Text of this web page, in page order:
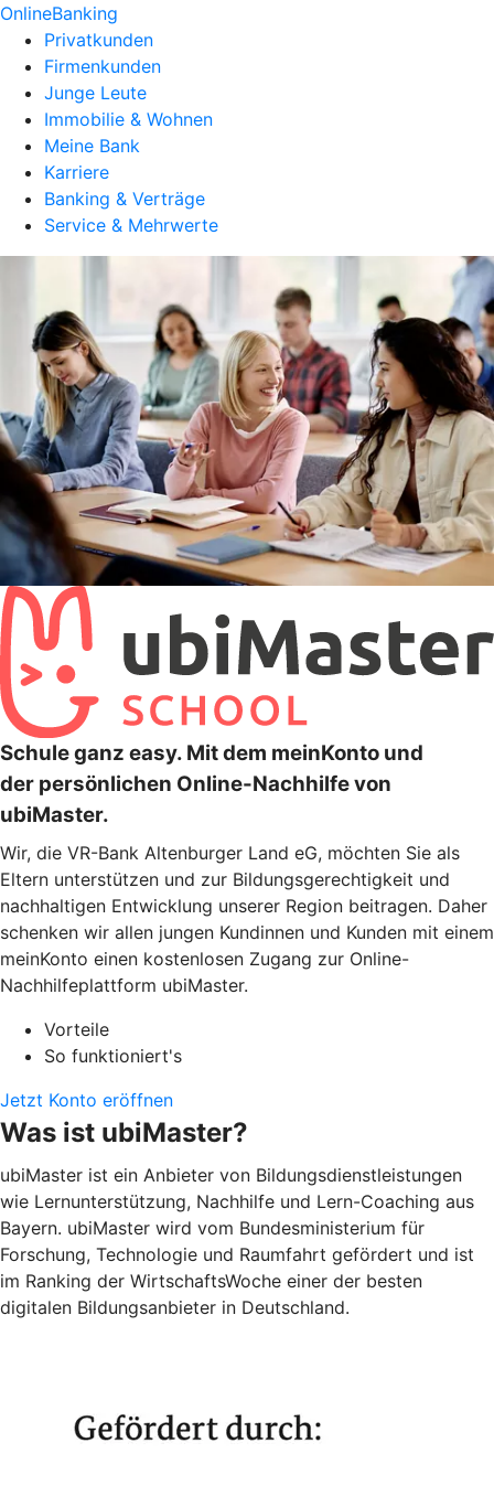
OnlineBanking
Privatkunden
Firmenkunden
Junge Leute
Immobilie & Wohnen
Meine Bank
Karriere
Banking & Verträge
Service & Mehrwerte
Schule ganz easy. Mit dem meinKonto und
der persönlichen Online-Nachhilfe von
ubiMaster.
Wir, die VR-Bank Altenburger Land eG, möchten Sie als
Eltern unterstützen und zur Bildungsgerechtigkeit und
nachhaltigen Entwicklung unserer Region beitragen. Daher
schenken wir allen jungen Kundinnen und Kunden mit einem
meinKonto einen kostenlosen Zugang zur Online-
Nachhilfeplattform ubiMaster.
Vorteile
So funktioniert's
Jetzt Konto eröffnen
Was ist ubiMaster?
ubiMaster ist ein Anbieter von Bildungsdienstleistungen
wie Lernunterstützung, Nachhilfe und Lern-Coaching aus
Bayern. ubiMaster wird vom Bundesministerium für
Forschung, Technologie und Raumfahrt gefördert und ist
im Ranking der WirtschaftsWoche einer der besten
digitalen Bildungsanbieter in Deutschland.